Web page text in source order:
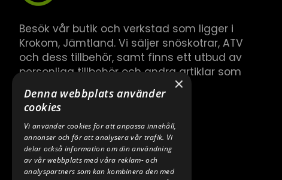
Besök vår butik och verkstad som ligger i
Krokom, Jämtland. Vi säljer snöskotrar, ATV
och dess tillbehör, samt finns ett utbud av
personliga tillbehör och andra artiklar som
hör till.
×
Denna webbplats använder
cookies
Vi använder cookies för att anpassa innehåll,
annonser och för att analysera vår trafik. Vi
delar också information om din användning
av vår webbplats med våra reklam- och
analyspartners som kan kombinera den med